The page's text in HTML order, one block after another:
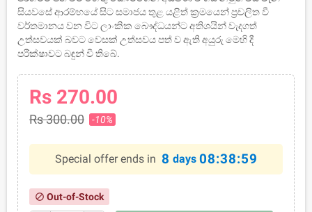
සියවසේ ආරම්භයේ සිට සමාජය තුළ යළිත් ක්‍රමයෙන් ප්‍රචලිත වී
වර්තමානය වන විට ලාංකික බෞද්ධයන්ට අතිශයින් වැදගත්
උත්සවයක් බවට වෙසක් උත්සවය පත් ව ඇති අයුරු මෙහි දී
පරීක්ෂාවට බඳුන් වී තිබේ.
Rs 270.00
Rs 300.00 -10%
Special offer ends in 8 days 08:38:59
block Out-of-Stock